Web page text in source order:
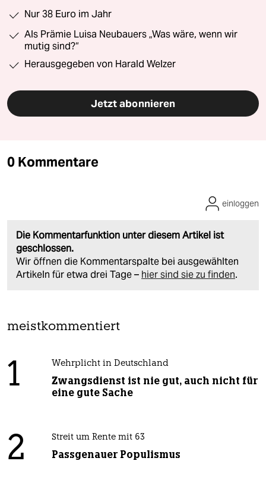
Nur 38 Euro im Jahr
Als Prämie Luisa Neubauers „Was wäre, wenn wir
mutig sind?“
Herausgegeben von Harald Welzer
Jetzt abonnieren
0 Kommentare
Die Kommentarfunktion unter diesem Artikel ist
geschlossen.
Wir öffnen die Kommentarspalte bei ausgewählten
Artikeln für etwa drei Tage – hier sind sie zu finden.
einloggen
meistkommentiert
1 Wehrplicht in Deutschland
Zwangsdienst ist nie gut, auch nicht für
eine gute Sache
2 Streit um Rente mit 63
Passgenauer Populismus